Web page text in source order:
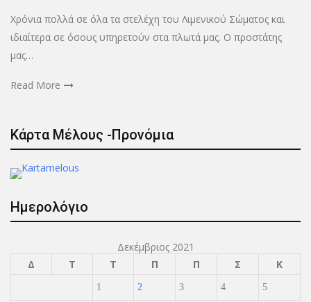
Χρόνια πολλά σε όλα τα στελέχη του Λιμενικού Σώματος και
ιδιαίτερα σε όσους υπηρετούν στα πλωτά μας. Ο προστάτης
μας…
Read More
Κάρτα Μέλους -Προνόμια
Ημερολόγιο
Δεκέμβριος 2021
Δ
Τ Τ Π Π Σ Κ
1 2 3 4 5